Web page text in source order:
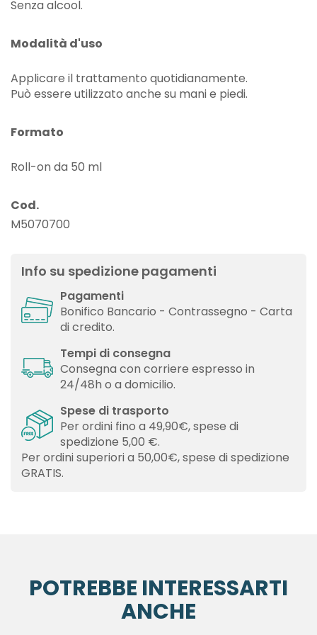
Senza alcool.
Modalità d'uso
Applicare il trattamento quotidianamente.
Può essere utilizzato anche su mani e piedi.
Formato
Roll-on da 50 ml
Cod.
M5070700
Info su spedizione pagamenti
Pagamenti
Bonifico Bancario - Contrassegno - Carta
di credito.
Tempi di consegna
Consegna con corriere espresso in
24/48h o a domicilio.
Spese di trasporto
Per ordini fino a 49,90€, spese di
spedizione 5,00 €.
Per ordini superiori a 50,00€, spese di spedizione
GRATIS.
POTREBBE INTERESSARTI
ANCHE